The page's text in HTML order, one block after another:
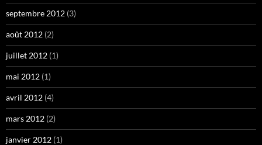
septembre 2012 (3)
août 2012 (2)
juillet 2012 (1)
mai 2012 (1)
avril 2012 (4)
mars 2012 (2)
janvier 2012 (1)